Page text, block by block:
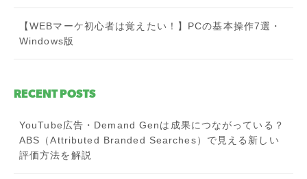
【WEBマーケ初心者は覚えたい！】PCの基本操作7選・
Windows版
RECENT POSTS
YouTube広告・Demand Genは成果につながっている？
ABS（Attributed Branded Searches）で見える新しい
評価方法を解説